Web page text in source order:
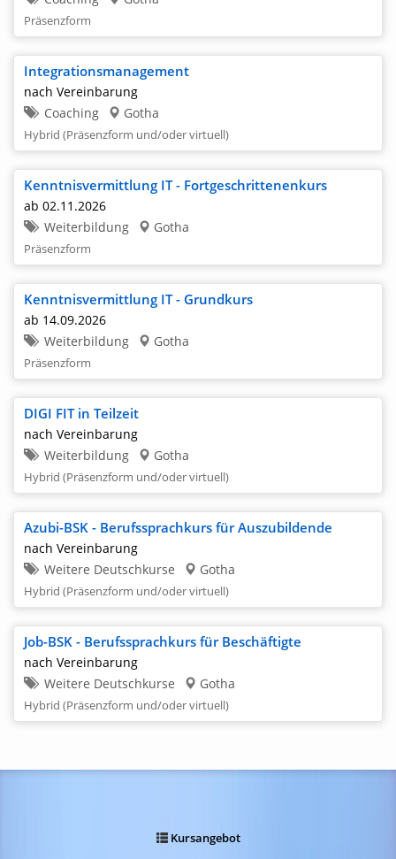
Präsenzform
Integrationsmanagement
nach Vereinbarung
Coaching
Gotha
Hybrid (Präsenzform und/oder virtuell)
Kenntnisvermittlung IT - Fortgeschrittenenkurs
ab 02.11.2026
Weiterbildung
Gotha
Präsenzform
Kenntnisvermittlung IT - Grundkurs
ab 14.09.2026
Weiterbildung
Gotha
Präsenzform
DIGI FIT in Teilzeit
nach Vereinbarung
Weiterbildung
Gotha
Hybrid (Präsenzform und/oder virtuell)
Azubi-BSK - Berufssprachkurs für Auszubildende
nach Vereinbarung
Weitere Deutschkurse
Gotha
Hybrid (Präsenzform und/oder virtuell)
Job-BSK - Berufssprachkurs für Beschäftigte
nach Vereinbarung
Weitere Deutschkurse
Gotha
Hybrid (Präsenzform und/oder virtuell)
Kursangebot